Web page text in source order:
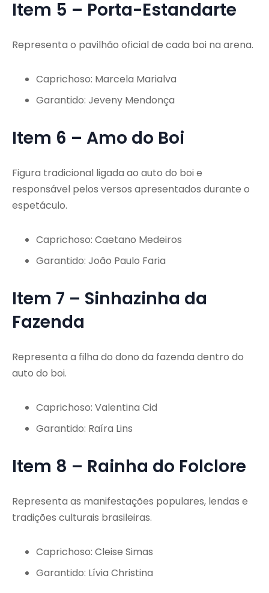
Item 5 – Porta-Estandarte
Representa o pavilhão oficial de cada boi na arena.
Caprichoso: Marcela Marialva
Garantido: Jeveny Mendonça
Item 6 – Amo do Boi
Figura tradicional ligada ao auto do boi e
responsável pelos versos apresentados durante o
espetáculo.
Caprichoso: Caetano Medeiros
Garantido: João Paulo Faria
Item 7 – Sinhazinha da
Fazenda
Representa a filha do dono da fazenda dentro do
auto do boi.
Caprichoso: Valentina Cid
Garantido: Raíra Lins
Item 8 – Rainha do Folclore
Representa as manifestações populares, lendas e
tradições culturais brasileiras.
Caprichoso: Cleise Simas
Garantido: Lívia Christina